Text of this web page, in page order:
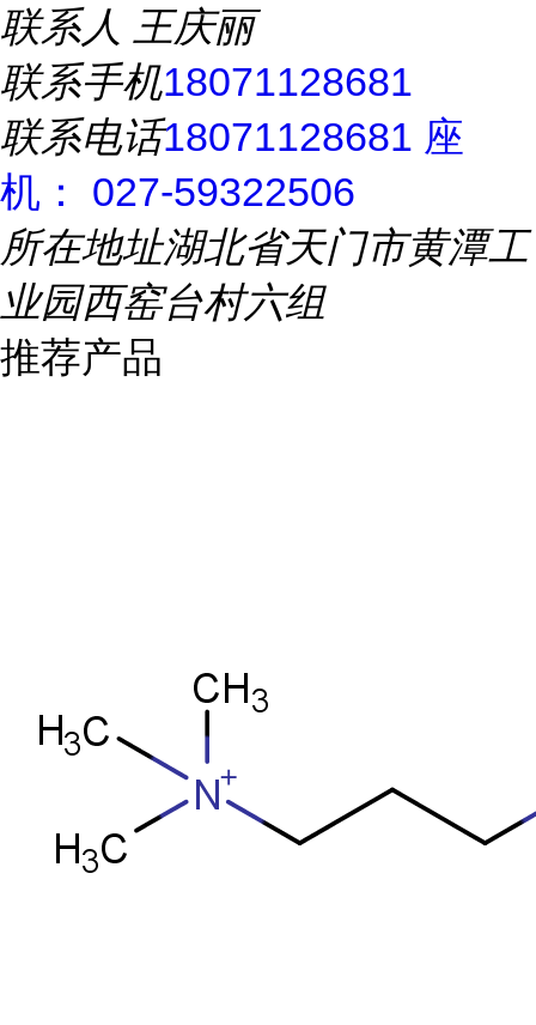
联系人 王庆丽
联系手机18071128681
联系电话18071128681 座
机： 027-59322506
所在地址湖北省天门市黄潭工
业园西窑台村六组
推荐产品